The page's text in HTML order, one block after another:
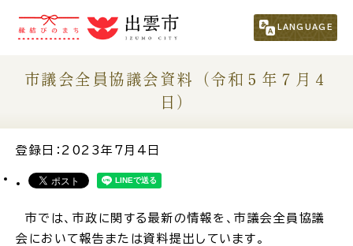
LANGUAGE
市民の方 （くらし・行政・議会）
事業者の方
For Foreigners
外国人の方へ
市議会全員協議会資料（令和５年７月４
日）
登録日：2023年7月4日
市では、市政に関する最新の情報を、市議会全員協議
会において報告または資料提出しています。